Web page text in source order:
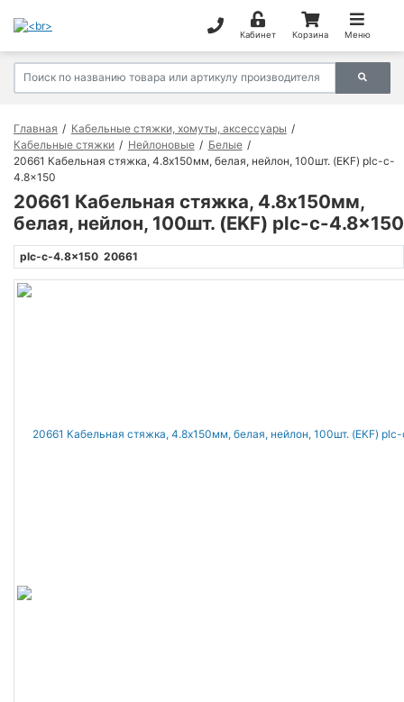
Кабинет Корзина Меню
Главная
Кабельные стяжки, хомуты, аксессуары
Кабельные стяжки
Нейлоновые
Белые
20661 Кабельная стяжка, 4.8х150мм, белая, нейлон, 100шт. (EKF) plc-c-
4.8x150
20661 Кабельная стяжка, 4.8х150мм,
белая, нейлон, 100шт. (EKF) plc-c-4.8x150
plc-c-4.8x150 20661